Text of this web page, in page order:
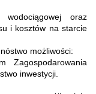
oraz
i kosztów na starcie
możliwości:
Zagospodarowania
inwestycji.